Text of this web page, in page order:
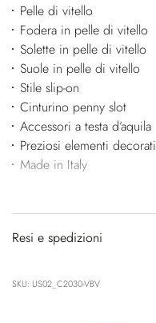
Pelle di vitello
Fodera in pelle di vitello
Solette in pelle di vitello
Suole in pelle di vitello
Stile slip-on
Cinturino penny slot
Accessori a testa d’aquila
Preziosi elementi
Made in Italy
Resi e spedizioni
SKU: US02_C2030-VBV